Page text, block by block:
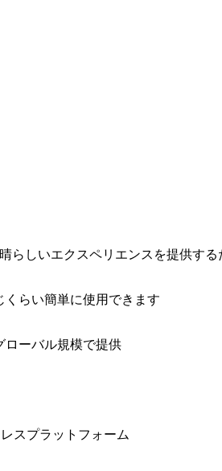
しいエクスペリエンスを提供す
らい簡単に使用できます
ローバル規模で提供
スプラットフォーム